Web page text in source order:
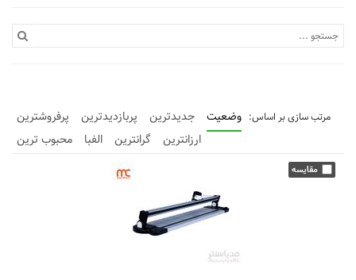
وضعیت جدیدترین پربازدیدترین
پرفروشترین
ارزانترین
گرانترین الفبا محبوب ترین